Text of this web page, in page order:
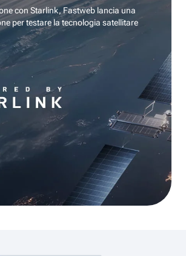
con Starlink, Fastweb lancia una
per testare la tecnologia satellitare